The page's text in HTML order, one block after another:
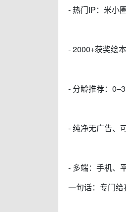
- 热门IP：米小
- 2000+获奖绘
- 分龄推荐：
- 纯净无广告、
- 多端：手机、
一句话：专门给